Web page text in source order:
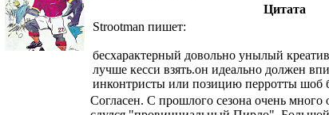
Цитата
Strootman пишет:
бесхарактерный довольно унылый
лучше кесси взять.он идеально должен
инконтристы или позицию перротты шоб
Согласен. С прошлого сезона очень много